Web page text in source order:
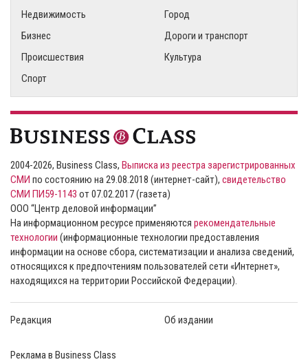
Недвижимость
Город
Бизнес
Дороги и транспорт
Происшествия
Культура
Спорт
2004-2026, Business Class, Выписка из реестра зарегистрированных
СМИ по состоянию на 29.08.2018 (интернет-сайт), свидетельство
СМИ ПИ59-1143 от 07.02.2017 (газета)
ООО “Центр деловой информации”
На информационном ресурсе применяются рекомендательные
технологии (информационные технологии предоставления
информации на основе сбора, систематизации и анализа сведений,
относящихся к предпочтениям пользователей сети «Интернет»,
находящихся на территории Российской Федерации).
Редакция Об издании
Реклама в Business Class